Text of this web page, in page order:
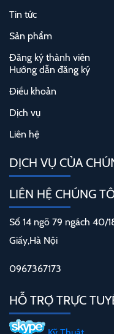
Tin tức
Sản phẩm
Đăng ký thành viên
Hướng dẫn đăng ký
Điều khoản
Dịch vụ
Liên hệ
DỊCH VỤ CỦA
LIÊN HỆ CHÚNG
Số 14 ngõ 79 ngách 40/
Giấy,Hà Nội
0967367173
HỖ TRỢ TRỰC